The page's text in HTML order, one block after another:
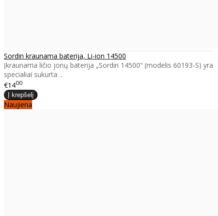
Sordin kraunama baterija, Li-ion 14500
Įkraunama ličio jonų baterija „Sordin 14500“ (modelis 60193-S) yra
specialiai sukurta ..
€1400
Naujiena